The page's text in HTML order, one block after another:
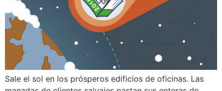
Sale el sol en los prósperos edificios de oficinas. Las